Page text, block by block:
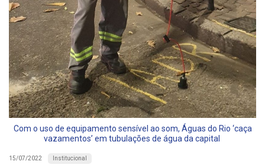
Com o uso de equipamento sensível ao som, Águas do Rio ‘caça
vazamentos’ em tubulações de água da capital
15/07/2022 Institucional